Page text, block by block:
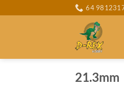
to
64
21.3mm